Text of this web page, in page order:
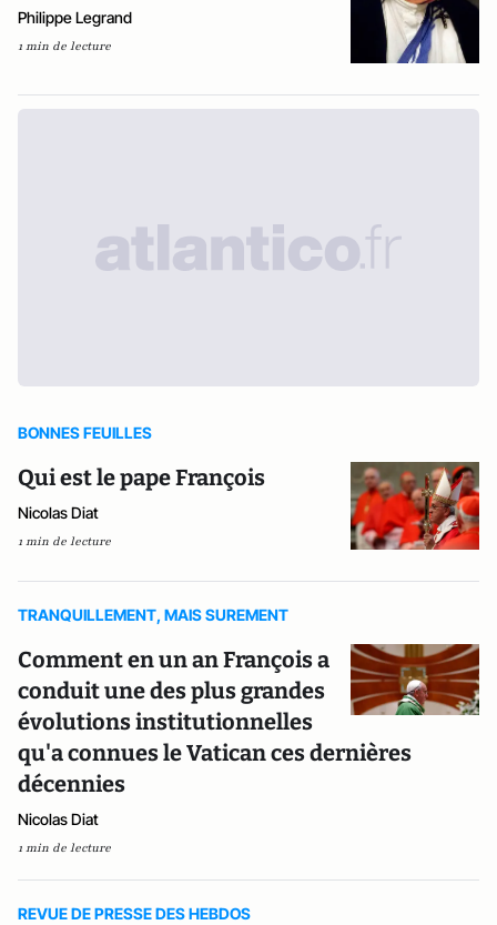
Philippe Legrand
1 min de lecture
BONNES FEUILLES
Qui est le pape François
Nicolas Diat
1 min de lecture
TRANQUILLEMENT, MAIS SUREMENT
Comment en un an François a
conduit une des plus grandes
évolutions institutionnelles
qu'a connues le Vatican ces dernières
décennies
Nicolas Diat
1 min de lecture
REVUE DE PRESSE DES HEBDOS